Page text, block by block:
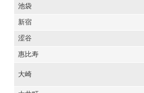
池袋
新宿
涩谷
惠比寿
大崎